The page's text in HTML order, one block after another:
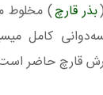
بذر قارچ) مخلوط
کامل
قارچ حاضر